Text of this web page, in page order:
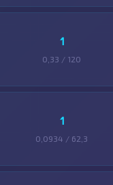
1
0,33 / 120
1
0,0934 / 62,3